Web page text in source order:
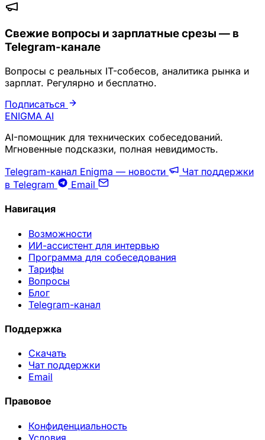
Свежие вопросы и зарплатные срезы — в
Telegram-канале
Вопросы с реальных IT-собесов, аналитика рынка и
зарплат. Регулярно и бесплатно.
Подписаться
ENIGMA AI
AI-помощник для технических собеседований.
Мгновенные подсказки, полная невидимость.
Telegram-канал Enigma — новости
Чат поддержки
в Telegram
Email
Навигация
Возможности
ИИ-ассистент для интервью
Программа для собеседования
Тарифы
Вопросы
Блог
Telegram-канал
Поддержка
Скачать
Чат поддержки
Email
Правовое
Конфиденциальность
Условия